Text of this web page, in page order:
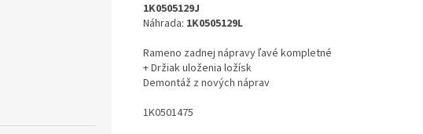
1K0505129J
Náhrada: 1K0505129L
Rameno zadnej nápravy ľavé kompletné
+ Držiak uloženia ložísk
Demontáž z nových náprav
1K0501475